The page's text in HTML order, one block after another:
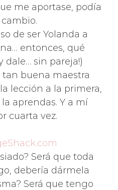
me aportase, podía
de ser Yolanda a
entonces, qué
dale… sin pareja!)
buena maestra
lección a la primera,
aprendas. Y a mí
cuarta vez.
Será que toda
debería dármela
Será que tengo